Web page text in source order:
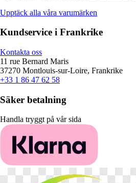
Upptäck alla våra varumärken
Kundservice i Frankrike
Kontakta oss
11 rue Bernard Maris
37270 Montlouis-sur-Loire, Frankrike
+33 1 86 47 62 58
Säker betalning
Handla tryggt på vår sida